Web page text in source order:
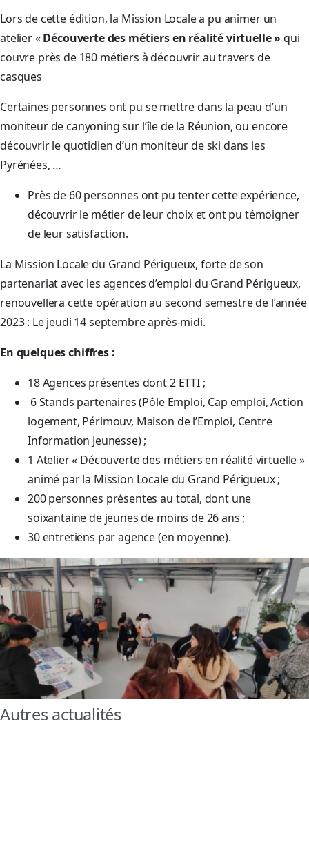
Lors de cette édition, la Mission Locale a pu animer un
atelier «Découverte des métiers en réalité virtuelle » qui
couvre près de 180 métiers à découvrir au travers de
casques
Certaines personnes ont pu se mettre dans la peau d’un
moniteur de canyoning sur l’île de la Réunion, ou encore
découvrir le quotidien d’un moniteur de ski dans les
Pyrénées, …
Près de 60 personnes ont pu tenter cette expérience,
découvrir le métier de leur choix et ont pu témoigner
de leur satisfaction.
La Mission Locale du Grand Périgueux, forte de son
partenariat avec les agences d’emploi du Grand Périgueux,
renouvellera cette opération au second semestre de l’année
2023 : Le jeudi 14 septembre après-midi.
En quelques chiffres :
18 Agences présentes dont 2 ETTI ;
6 Stands partenaires (Pôle Emploi, Cap emploi, Action
logement, Périmouv, Maison de l’Emploi, Centre
Information Jeunesse) ;
1 Atelier « Découverte des métiers en réalité virtuelle »
animé par la Mission Locale du Grand Périgueux ;
200 personnes présentes au total, dont une
soixantaine de jeunes de moins de 26 ans ;
30 entretiens par agence (en moyenne).
Autres actualités